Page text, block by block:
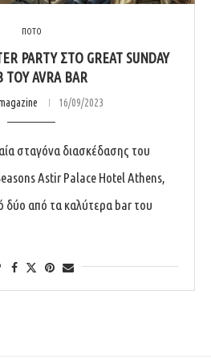
ΠΟΤΟ
PARTY ΣΤΟ GREAT SUNDAY
ΤΟΥ AVRA BAR
16/09/2023
σταγόνα διασκέδασης του
Astir Palace Hotel Athens,
δύο από τα καλύτερα bar του